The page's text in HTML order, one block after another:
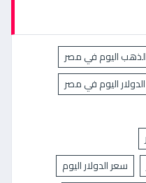
اليوم في مصر
اليوم في مصر
سعر الدولار اليوم